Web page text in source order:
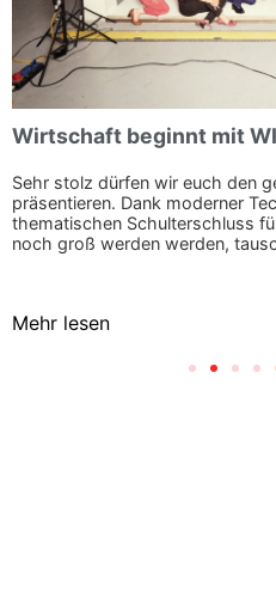
Wirtschaft beginnt mit
Sehr stolz dürfen wir euch den
präsentieren. Dank moderner
thematischen Schulterschluss
noch groß werden werden,
Mehr lesen